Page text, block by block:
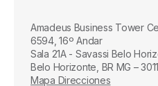
Amadeus Business Tower
6594, 16º Andar
Sala 21A - Savassi Belo
Belo Horizonte, BR MG –
Mapa Direcciones